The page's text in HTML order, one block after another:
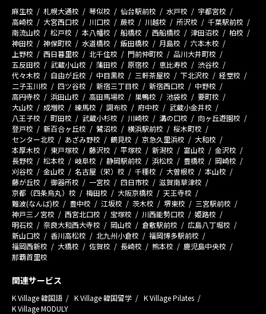
麻生校 札幌大通校 琴似校 仙台駅前校 水戸校
宇都宮校
高崎校
大宮西口校 川口校 蕨校 川越校 所沢校
千葉駅前校
南流山校
松戸校 本八幡校 船橋校 西船橋校 津田沼校
柏校
神田校
神保町校 水道橋校 飯田橋校 月島校
六本木校
上野校
西日暮里校 北千住校 門前仲町校
品川大井町校
五反田校
武蔵小山校 蒲田校 原宿校 恵比寿校
渋谷校
代々木校
自由が丘校 中目黒校 三軒茶屋校 下北沢校
経堂校
二子玉川校
四ツ谷校 新宿三丁目校 新宿西口校
中野校
高円寺校
浜田山校 高田馬場校 巣鴨校 池袋校
要町校
大山校
成増校 練馬校 調布校 府中校
武蔵小金井校
八王子校
町田校 武蔵小杉校 川崎校 溝の口校
向ヶ丘遊園校
登戸校
新百合ヶ丘校 鷺沼校 横浜駅前校
桜木町校
センター北校
あざみ野校 鶴見校 京急久里浜校
大和校
本厚木校
東戸塚校 藤沢校 平塚校 新潟校 富山校
金沢校
長野校
松本校 岐阜校 静岡駅前校 浜松校 豊橋校
岡崎校
刈谷校
金山校 名古屋（栄）校 千種校 大曽根校
本山校
藤が丘校
御器所校 一宮校 四日市校
滋賀南草津校
京都（四条烏丸）校
梅田校 大阪京橋校
天王寺校
難波(なんば)校
豊中校 江坂校 茨木校 堺東校
三宮駅前校
神戸三ノ宮校
西宮北口校 宝塚校 川西能勢口校
姫路校
明石校
奈良大和西大寺校 岡山校 倉敷駅前校
広島八丁堀校
新山口校
香川高松校 北九州小倉校
福岡博多駅前校
福岡西新校
大橋校 佐賀校 長崎校 熊本校
鹿児島中央校
那覇首里校
関連サービス
K Village 韓国語 K Village 韓国留学
K Village Pilates
K Village MODULY